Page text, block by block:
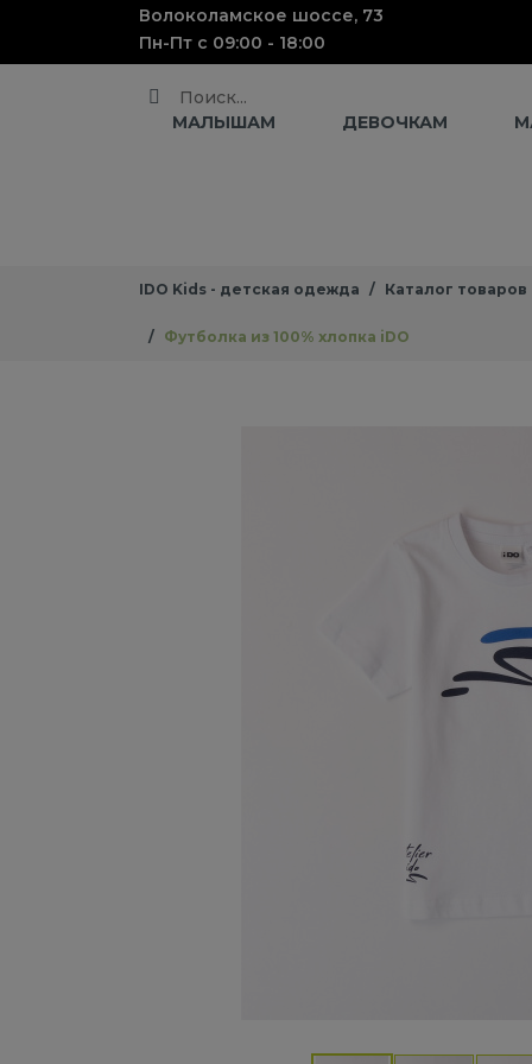
Волоколамское шоссе, 73
Пн-Пт с 09:00 - 18:00
Поиск
МАЛЫШАМ
ДЕВОЧКАМ
IDO Kids - детская одежда Каталог товаров
Футболка из 100% хлопка iDO